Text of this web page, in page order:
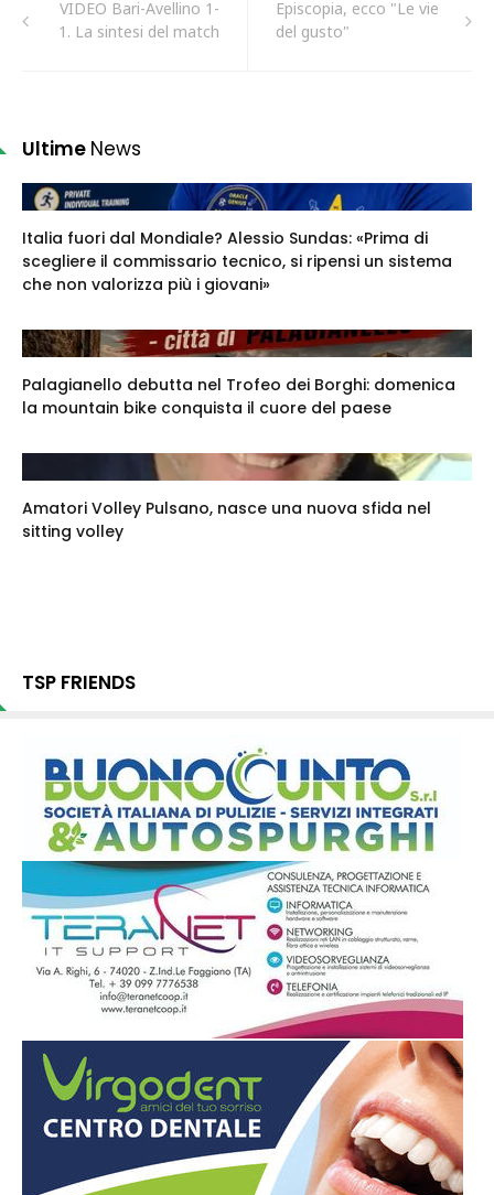
VIDEO Bari-Avellino 1-
1. La sintesi del match
Episcopia, ecco "Le vie
del gusto"
Ultime News
Italia fuori dal Mondiale? Alessio Sundas: «Prima di
scegliere il commissario tecnico, si ripensi un sistema
che non valorizza più i giovani»
Palagianello debutta nel Trofeo dei Borghi: domenica
la mountain bike conquista il cuore del paese
Amatori Volley Pulsano, nasce una nuova sfida nel
sitting volley
TSP FRIENDS